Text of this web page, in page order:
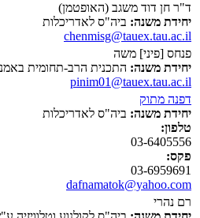
ד"ר חן דוד משגב (האופטמן)
יחידת משנה: ביה"ס לאדריכלות
chenmisg@tauex.tau.ac.il
פנחס [פיני] משה
יחידת משנה: התכנית הרב-תחומית
pinim01@tauex.tau.ac.il
דפנה מתוק
יחידת משנה: ביה"ס לאדריכלות
טלפון:
03-6405556
פקס:
03-6959691
dafnamatok@yahoo.com
רם נהרי